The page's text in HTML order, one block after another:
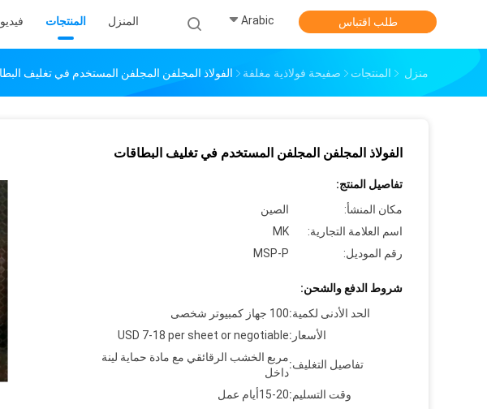
المنزل المنتجات Arabic طلب اقتباس
منزل المنتجات صفيحة فولاذية مغلفة الفولاذ المجلفن المجلفن المستخدم في تغليف
الفولاذ المجلفن المجلفن المستخدم في تغليف البطاقات
تفاصيل المنتج:
مكان المنشأ:
الصين
اسم العلامة التجارية:
MK
رقم الموديل:
MSP-P
شروط الدفع والشحن:
الحد الأدنى لكمية:100 جهاز كمبيوتر شخصى
الأسعار:USD 7-18 per sheet or negotiable
تفاصيل التغليف:
مربع الخشب الرقائقي مع مادة حماية لينة
داخل
وقت التسليم:15-20أيام عمل